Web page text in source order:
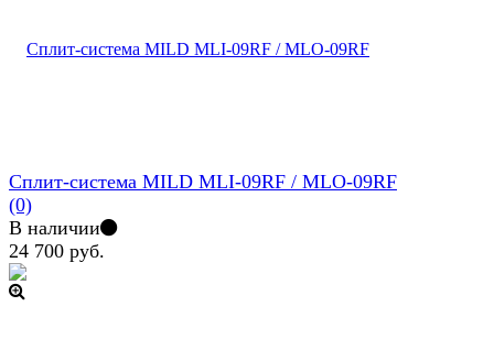
Сплит-система MILD MLI-09RF / MLO-09RF
(0)
В наличии
24 700 руб.